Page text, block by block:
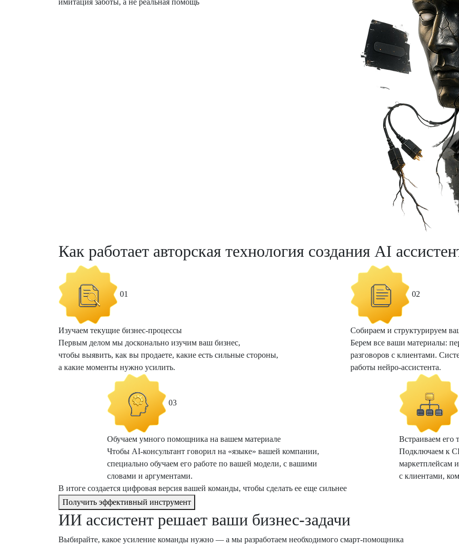
имитация заботы, а не реальная помощь
Как работает авторская технология создания AI
01
Изучаем текущие бизнес-процессы
Первым делом мы досконально изучим ваш бизнес,
чтобы выявить, как вы продаете, какие есть сильные стороны,
а какие моменты нужно усилить.
02
Собираем и структурируем
Берем все ваши материалы:
разговоров с клиентами.
работы нейро-ассистента.
03
Обучаем умного помощника на вашем материале
Чтобы AI-консультант говорил на «языке» вашей компании,
специально обучаем его работе по вашей модели, с вашими
словами и аргументами.
Встраиваем его
Подключаем к
маркетплейсам
с клиентами,
В итоге создается цифровая версия вашей команды, чтобы сделать ее еще сильнее
Получить эффективный инструмент
ИИ ассистент решает ваши бизнес-задачи
Выбирайте, какое усиление команды нужно — а мы разработаем необходимого смарт-помощника